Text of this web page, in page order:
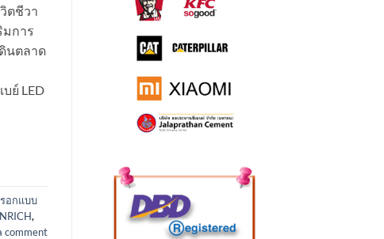
ตชีวา
มการ
นตลาด
ย์ LED
อกแบบ
,
comment